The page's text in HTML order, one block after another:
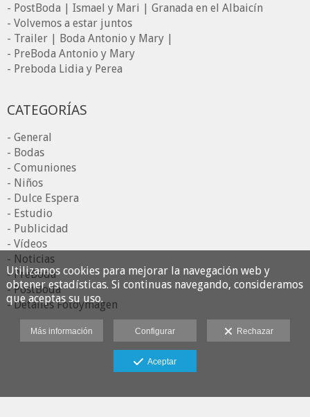
- PostBoda | Ismael y Mari | Granada en el Albaicín
- Volvemos a estar juntos
- Trailer | Boda Antonio y Mary |
- PreBoda Antonio y Mary
- Preboda Lidia y Perea
CATEGORÍAS
- General
- Bodas
- Comuniones
- Niños
- Dulce Espera
- Estudio
- Publicidad
- Vídeos
- Noticias
- PreBoda
- PostBoda
- Detalles Fotoymagen
Utilizamos cookies para mejorar la navegación web y
obtener estadísticas. Si continuas navegando, consideramos
que aceptas su uso.
Más información Configurar Rechazar
Aceptar